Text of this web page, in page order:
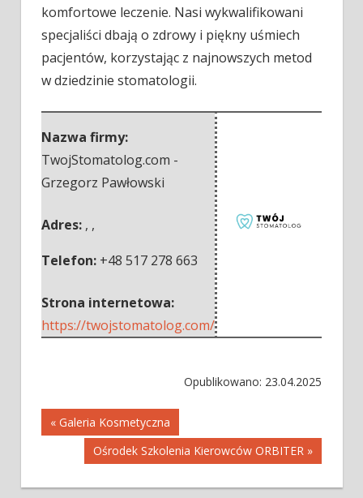
komfortowe leczenie. Nasi wykwalifikowani
specjaliści dbają o zdrowy i piękny uśmiech
pacjentów, korzystając z najnowszych metod
w dziedzinie stomatologii.
Nazwa firmy:
TwojStomatolog.com -
Grzegorz Pawłowski
Adres: , ,
Telefon: +48 517 278 663
Strona internetowa:
https://twojstomatolog.com/
Opublikowano: 23.04.2025
Nawigacja
wpisu
« Galeria Kosmetyczna
Ośrodek Szkolenia Kierowców ORBITER »